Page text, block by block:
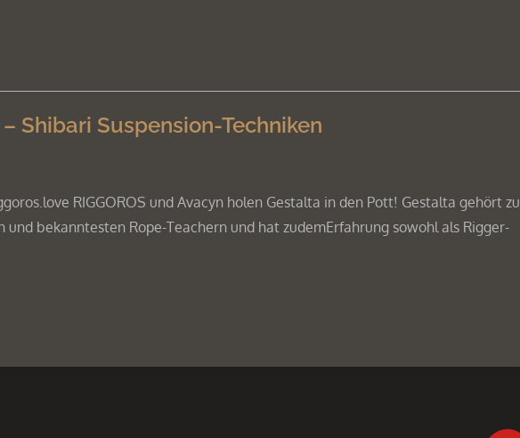
Shibari Suspension-Techniken
RIGGOROS und Avacyn holen Gestalta in den Pott! Gestalta gehört zu
bekanntesten Rope-Teachern und hat zudemErfahrung sowohl als Rigger-